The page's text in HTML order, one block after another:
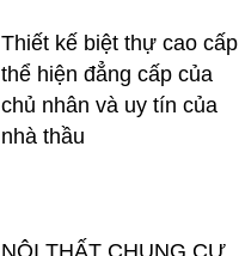
Thiết kế biệt thự cao cấp
thể hiện đẳng cấp của
chủ nhân và uy tín của
nhà thầu
NỘI THẤT CHUNG CƯ